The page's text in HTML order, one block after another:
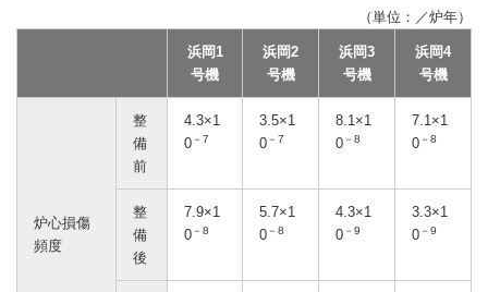
（単位：／炉年）
浜岡1
号機
浜岡2
号機
浜岡3
号機
浜岡4
号機
炉心損傷
頻度
整
備
前
4.3×1
0 －7
3.5×1
0 －7
8.1×1
0 －8
7.1×1
0 －8
整
備
後
7.9×1
0 －8
5.7×1
0 －8
4.3×1
0 －9
3.3×1
0 －9